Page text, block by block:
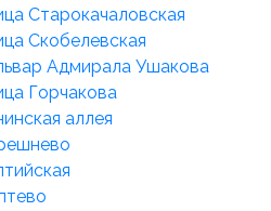
Старокачаловская
Скобелевская
Адмирала Ушакова
Горчакова
аллея